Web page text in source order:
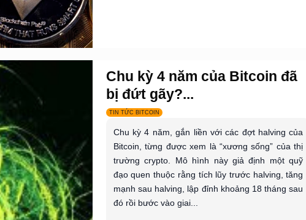
Chu kỳ 4 năm của Bitcoin đã
bị đứt gãy?...
TIN TỨC BITCOIN
Chu kỳ 4 năm, gắn liền với các đợt halving của
Bitcoin, từng được xem là “xương sống” của thị
trường crypto. Mô hình này giả định một quỹ
đạo quen thuộc rằng tích lũy trước halving, tăng
mạnh sau halving, lập đỉnh khoảng 18 tháng sau
đó rồi bước vào giai...